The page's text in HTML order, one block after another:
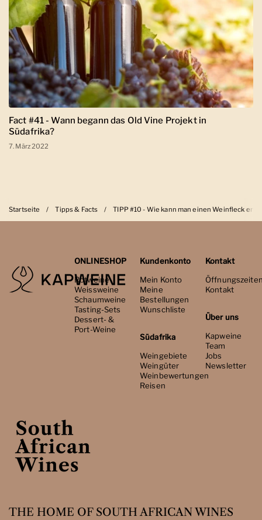
Fact #41 - Wann begann das Old Vine Projekt in
Südafrika?
7. März 2022
Startseite / Tipps & Facts / TIPP #10 - Wie kann man einen Weinfleck
ONLINESHOP
Rotweine
Weissweine
Schaumweine
Tasting-Sets
Dessert- &
Port-Weine
Kundenkonto
Mein Konto
Meine
Bestellungen
Wunschliste
Südafrika
Weingebiete
Weingüter
Weinbewertungen
Reisen
Kontakt
Kontakt
Über uns
Kapweine
Team
Jobs
Newsletter
THE HOME OF SOUTH AFRICAN WINES